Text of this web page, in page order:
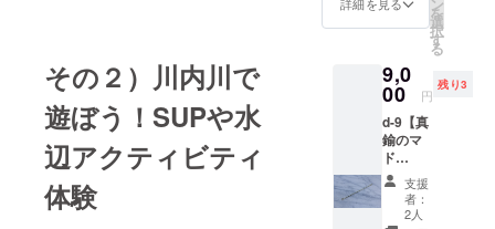
その２）川内川で
遊ぼう！SUPや水
辺アクティビティ
体験
いで
を備考
欄に記
入くだ
さい。
定員に
達しま
したら
本文上
でお知
す。 ご
都合許
は、リ
ターン
の額に
上乗せ
して、
ご支援
頂けま
すと大
変嬉し
いで
舗での
能です
ので以
下のプ
ルダウ
ンから
選択く
ださ
い。店
舗での
soundcl
oud.co
m/go-
wakam
atsu ※
記載の
金額は
送料込
み・税
込み価
ナイ
ト」に
された
ライブ
音源を
限定10
枚お届
けいた
しま
す。 ≪
内容≫
詳細を見る を
選
択
す
る
9,0
00 円
残り3
d-9【真
鍮のマ
ド
ラー】
真鍮で
できた
支援
者：
2人